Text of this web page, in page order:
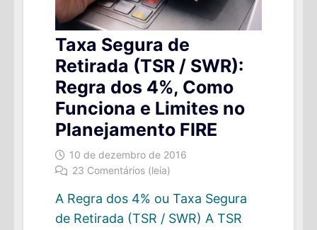
Taxa Segura de
Retirada (TSR / SWR):
Regra dos 4%, Como
Funciona e Limites no
Planejamento FIRE
10 de dezembro de 2016
23 Comentários (leia)
A Regra dos 4% ou Taxa Segura
de Retirada (TSR / SWR) A TSR